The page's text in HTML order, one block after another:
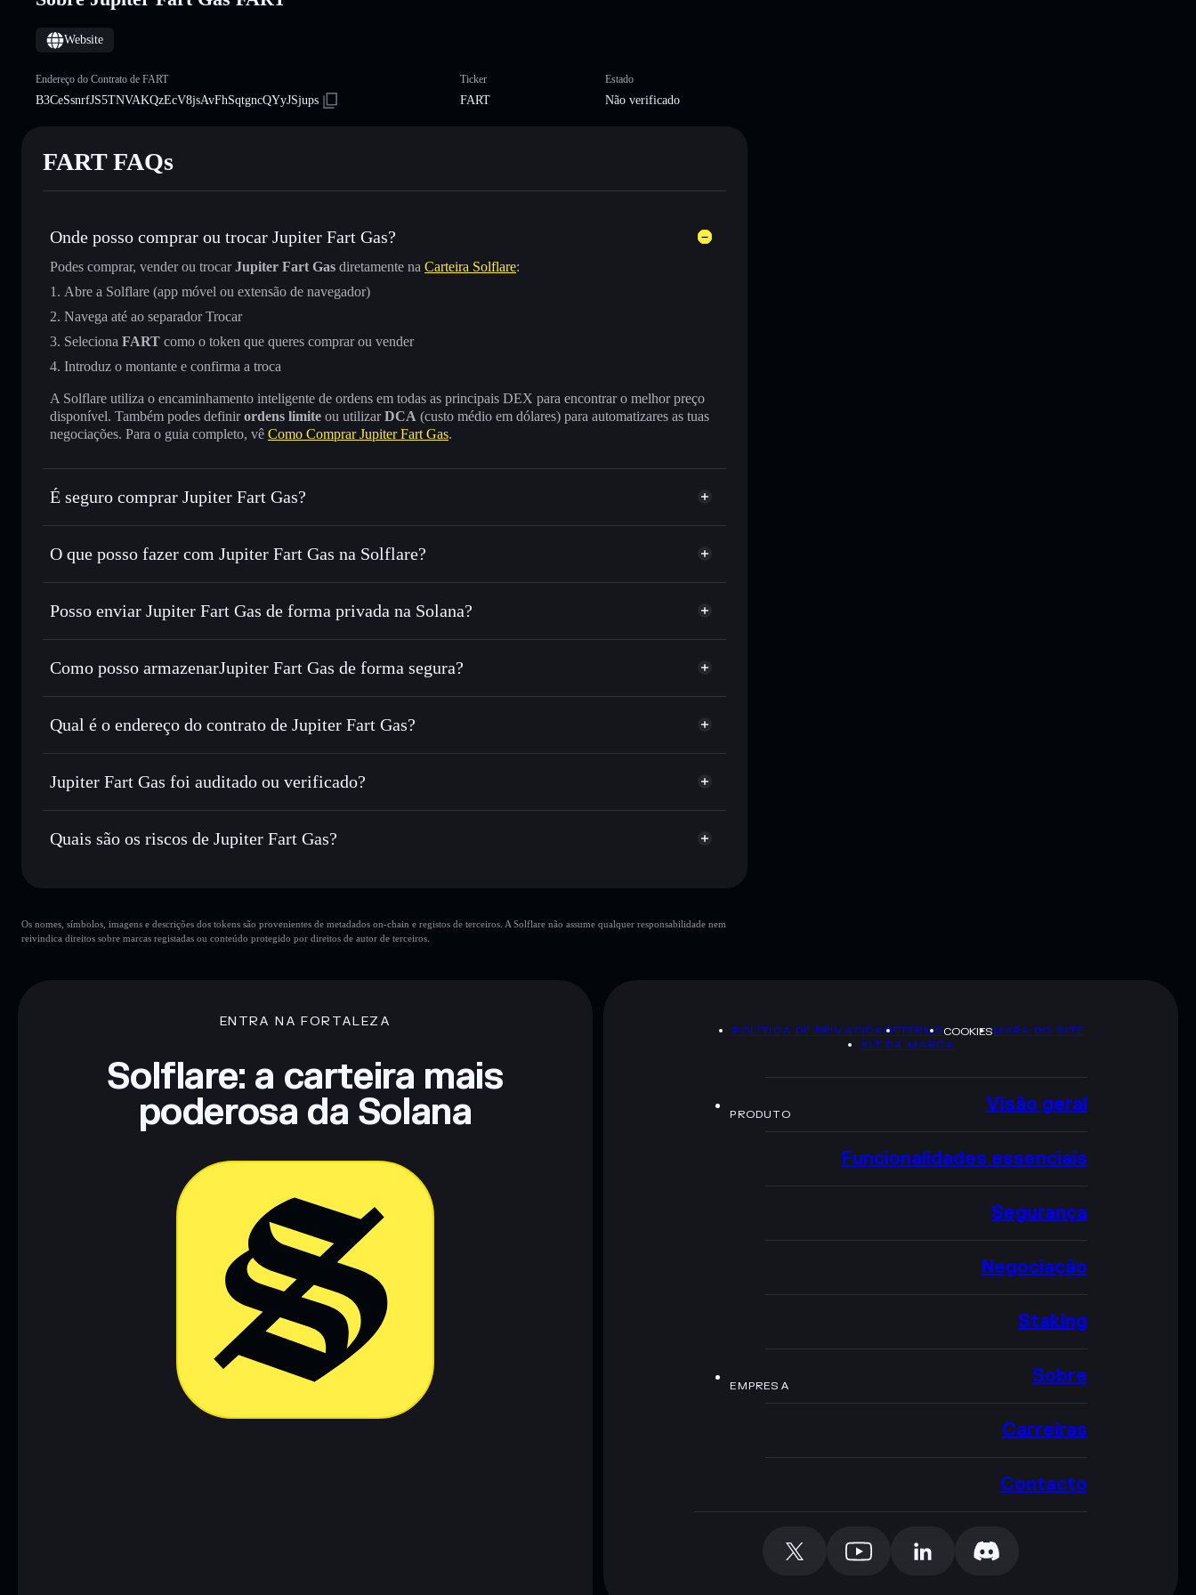
Website
Endereço do Contrato de FART
B3CeSsnrfJS5TNVAKQzEcV8jsAvFhSqtgncQYyJSjups
Ticker
FART
Estado
Não verificado
FART FAQs
Onde posso comprar ou trocar Jupiter Fart Gas?
Podes comprar, vender ou trocarJupiter Fart Gas diretamente na Carteira Solflare:
Abre a Solflare (app móvel ou extensão de navegador)
Navega até ao separador Trocar
Seleciona FART como o token que queres comprar ou vender
Introduz o montante e confirma a troca
A Solflare utiliza o encaminhamento inteligente de ordens em todas as principais DEX para encontrar o melhor preço
disponível. Também podes definirordens limite ou utilizarDCA (custo médio em dólares) para automatizares as tuas
negociações. Para o guia completo, vê Como Comprar Jupiter Fart Gas.
É seguro comprar Jupiter Fart Gas?
Jupiter Fart Gas não está verificado
O que posso fazer com Jupiter Fart Gas na Solflare?
Jupiter Fart Gas
Carteira Solflare
Trocar instantaneamente— trocar FART por SOL, USDC ou milhares de outros tokens Solana com
Utilizar DCA— investir de forma faseada ao longo do tempo em FART
Enviar de forma privada— transferir FART sem associar publicamente as carteiras usando o Agregador de
Privacidade integrado da Solflare
Posso enviar Jupiter Fart Gas de forma privada na Solana?
Agregador de Privacidade
Como posso armazenarJupiter Fart Gas de forma segura?
Jupiter Fart Gas carteira não-custodial Solflare
Qual é o endereço do contrato de Jupiter Fart Gas?
Jupiter Fart Gas
B3CeSsnrfJS5TNVAKQzEcV8jsAvFhSqtgncQYyJSjups
Carteira Solflare
Jupiter Fart Gas foi auditado ou verificado?
Jupiter Fart Gas não está verificado
Quais são os riscos de Jupiter Fart Gas?
Os nomes, símbolos, imagens e descrições dos tokens são provenientes de metadados on-chain e registos de terceiros. A Solflare não assume qualquer responsabilidade nem
reivindica direitos sobre marcas registadas ou conteúdo protegido por direitos de autor de terceiros.
ENTRA NA FORTALEZA
Solflare: a carteira mais
poderosa da Solana
POLÍTICA DE PRIVACIDADETERMSCOOKIESMAPA DO SITE
KIT DA MARCA
PRODUTO Visão geral
Funcionalidades essenciais
Segurança
Negociação
Staking
EMPRESA Sobre
Carreiras
Contacto